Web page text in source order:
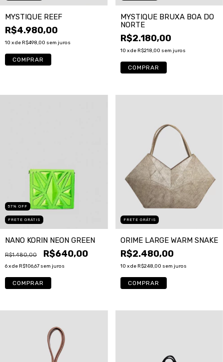
MYSTIQUE REEF
R$4.980,00
10 x de R$498,00 sem juros
MYSTIQUE BRUXA BOA DO
NORTE
R$2.180,00
10 x de R$218,00 sem juros
57 % OFF
FRETE GRÁTIS
NANO KORIN NEON GREEN
R$1.480,00 R$640,00
6x de R$106,67 sem juros
COMPRAR
FRETE GRÁTIS
ORIME LARGE WARM SNAKE
R$2.480,00
10 x de R$248,00 sem juros